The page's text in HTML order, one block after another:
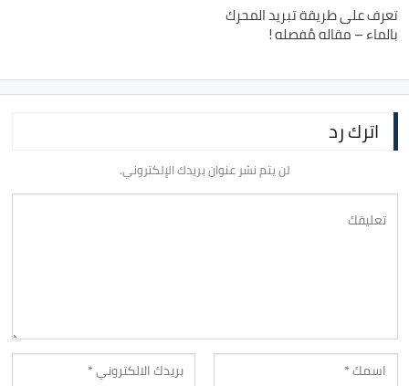
تعرف على طريقة تبريد المحرك
بالماء – مقاله مُفصله !
اترك رد
لن يتم نشر عنوان بريدك الإلكتروني.